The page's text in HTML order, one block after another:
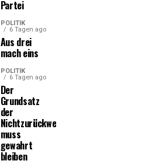
Partei
POLITIK
6 Tagen ago
Aus drei
mach eins
POLITIK
6 Tagen ago
Der
Grundsatz
der
Nichtzurückweisung
muss
gewahrt
bleiben